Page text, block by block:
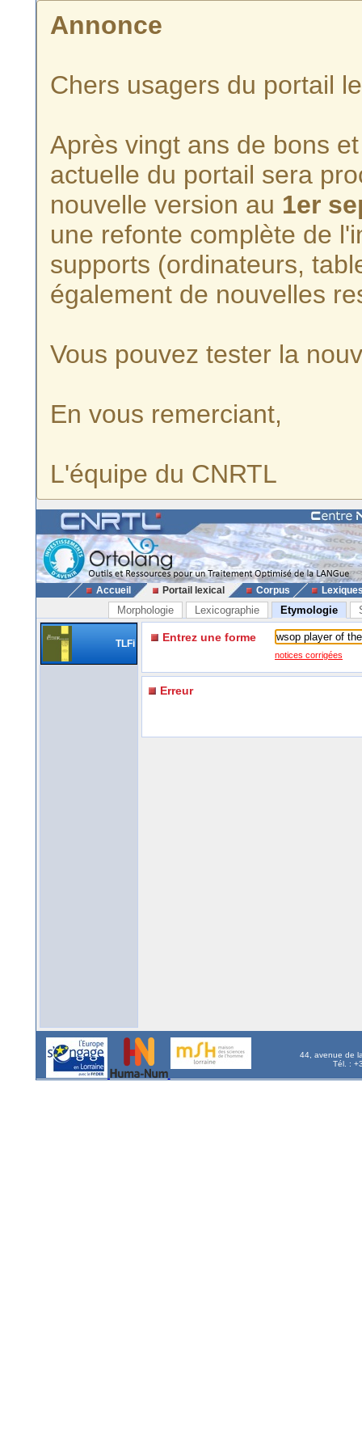
Annonce
Chers usagers du portail
Après vingt ans de bons
actuelle du portail sera
nouvelle version au 1er
une refonte complète de
supports (ordinateurs,
également de nouvelles
Vous pouvez tester la
En vous remerciant,
L'équipe du CNRTL
Accueil Portail lexical Corpus
Morphologie Lexicographie Etymologie
TLFi Entrez une forme
notices corrigées
Erreur
44, avenue de
Tél. :